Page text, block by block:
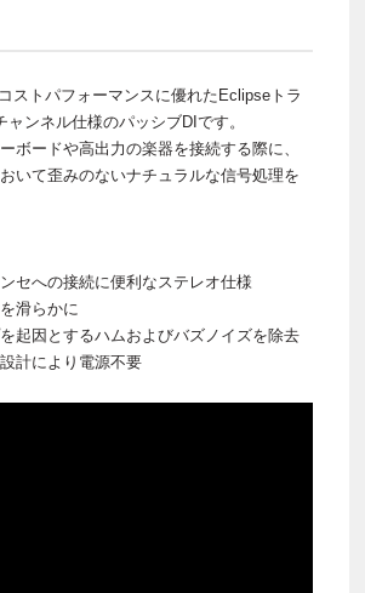
ストパフォーマンスに優れたEclipseトラ
ャンネル仕様のパッシブDIです。
ボードや高出力の楽器を接続する際に、
いて歪みのないナチュラルな信号処理を
セへの接続に便利なステレオ仕様
滑らかに
起因とするハムおよびバズノイズを除去
計により電源不要